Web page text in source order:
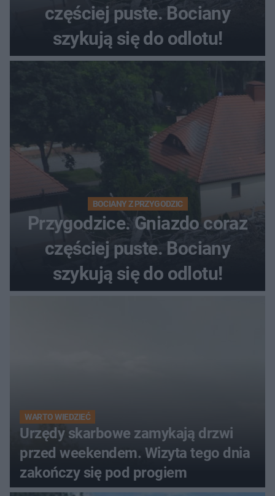
częściej puste. Bociany
szykują się do odlotu!
BOCIANY Z PRZYGODZIC
Przygodzice. Gniazdo coraz
częściej puste. Bociany
szykują się do odlotu!
WARTO WIEDZIEĆ
Urzędy skarbowe zamykają drzwi
przed weekendem. Wizyta tego dnia
zakończy się pod progiem